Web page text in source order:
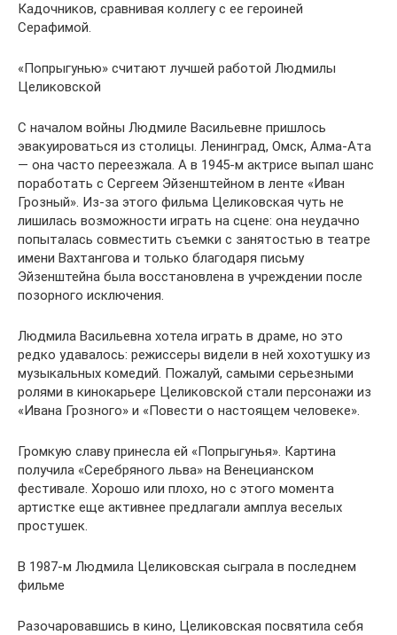
Кадочников, сравнивая коллегу с ее героиней
Серафимой.
«Попрыгунью» считают лучшей работой Людмилы
Целиковской
С началом войны Людмиле Васильевне пришлось
эвакуироваться из столицы. Ленинград, Омск, Алма-Ата
— она часто переезжала. А в 1945-м актрисе выпал шанс
поработать с Сергеем Эйзенштейном в ленте «Иван
Грозный». Из-за этого фильма Целиковская чуть не
лишилась возможности играть на сцене: она неудачно
попыталась совместить съемки с занятостью в театре
имени Вахтангова и только благодаря письму
Эйзенштейна была восстановлена в учреждении после
позорного исключения.
Людмила Васильевна хотела играть в драме, но это
редко удавалось: режиссеры видели в ней хохотушку из
музыкальных комедий. Пожалуй, самыми серьезными
ролями в кинокарьере Целиковской стали персонажи из
«Ивана Грозного» и «Повести о настоящем человеке».
Громкую славу принесла ей «Попрыгунья». Картина
получила «Серебряного льва» на Венецианском
фестивале. Хорошо или плохо, но с этого момента
артистке еще активнее предлагали амплуа веселых
простушек.
В 1987-м Людмила Целиковская сыграла в последнем
фильме
Разочаровавшись в кино, Целиковская посвятила себя